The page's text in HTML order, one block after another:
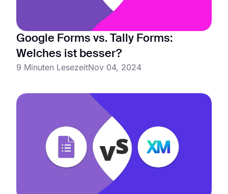
Google Forms vs. Tally Forms:
Welches ist besser?
9 Minuten LesezeitNov 04, 2024